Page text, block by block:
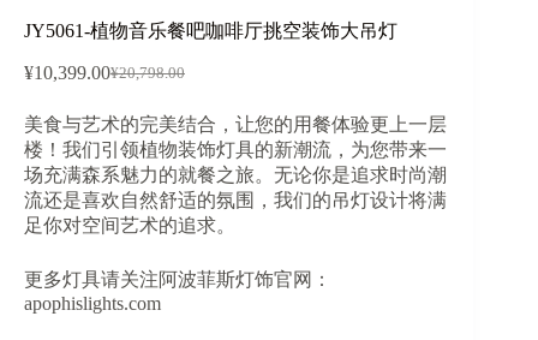
JY5061-植物音乐餐吧咖啡厅挑空装饰大吊灯
¥20,798.00
原
为：
¥20,798.00。
¥10,399.00当
价
格
为：
¥10,399.00。
美食与艺术的完美结合，让您的用餐体验更上一层
楼！我们引领植物装饰灯具的新潮流，为您带来一
场充满森系魅力的就餐之旅。无论你是追求时尚潮
流还是喜欢自然舒适的氛围，我们的吊灯设计将满
足你对空间艺术的追求。
更多灯具请关注阿波菲斯灯饰官网：
apophislights.com